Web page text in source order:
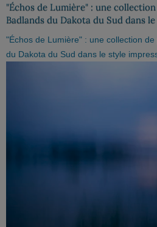
"Échos de Lumière" : une
Badlands du Dakota du Sud dans
"Échos de Lumière" : une collection
du Dakota du Sud dans le style